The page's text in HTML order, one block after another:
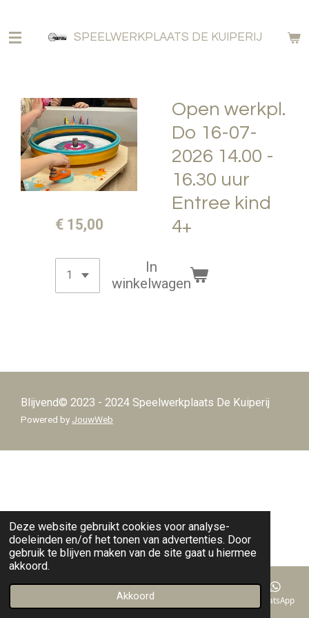
Deze website gebruikt cookies voor analyse-
doeleinden en/of het tonen van advertenties. Door
gebruik te blijven maken van de site gaat u hiermee
akkoord.
Akkoord
direct
naar
SPEELWERKPLAATS DE KUIPERIJ
Open werkpl.
Do 16-07-
2026 14.00 -
16.30 uur
Entree kind
4+
€ 15,00
In
winkelwagen
Blijvend© 2023 - 2024 Speelwerkplaats De Kuiperij
Powered by JouwWeb
Telefoonnummer WhatsApp